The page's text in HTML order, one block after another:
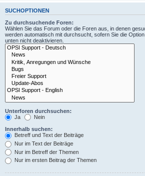
SUCHOPTIONEN
Zu durchsuchende Foren:
Wählen Sie das Forum oder die Foren aus, in denen
werden automatisch mit durchsucht, sofern Sie die
unten nicht deaktivieren.
Unterforen durchsuchen:
Ja
Nein
Innerhalb suchen:
Betreff und Text der Beiträge
Nur im Text der Beiträge
Nur im Betreff der Themen
Nur im ersten Beitrag der Themen